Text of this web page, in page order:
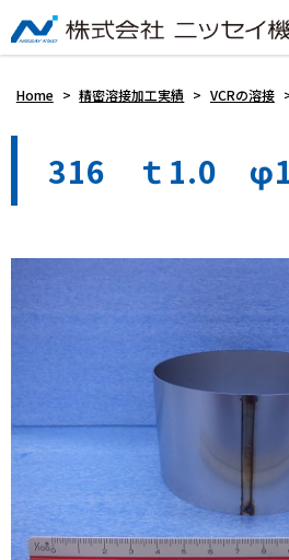
Home > 精密溶接加工実績 > VCRの溶接
316 ｔ1.0